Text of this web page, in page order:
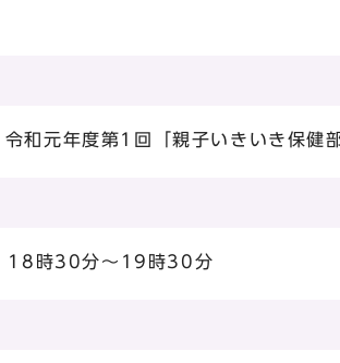
和元年度第1回「親子いきいき保健部
18時30分～19時30分